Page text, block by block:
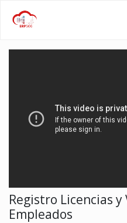
Registro Licencias y
Empleados